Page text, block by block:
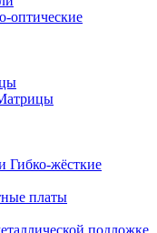
оптические
Гибко-жёсткие
платы
подложке